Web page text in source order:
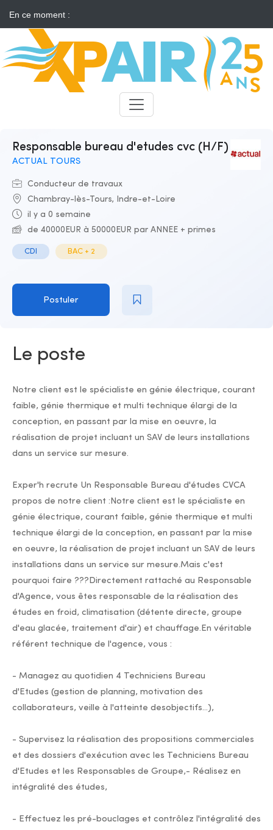
En ce moment :
Solaire : des développeurs s'insurgent contre l'annonce d'appels
d'offres "neutres"
Recruteurs
Responsable bureau d'etudes cvc (H/F)
ACTUAL TOURS
Conducteur de travaux
Chambray-lès-Tours, Indre-et-Loire
il y a 0 semaine
de 40000EUR à 50000EUR par ANNEE + primes
CDI BAC + 2
Postuler
Le poste
Notre client est le spécialiste en génie électrique, courant
faible, génie thermique et multi technique élargi de la
conception, en passant par la mise en oeuvre, la
réalisation de projet incluant un SAV de leurs installations
dans un service sur mesure.
Exper'h recrute Un Responsable Bureau d'études CVCA
propos de notre client :Notre client est le spécialiste en
génie électrique, courant faible, génie thermique et multi
technique élargi de la conception, en passant par la mise
en oeuvre, la réalisation de projet incluant un SAV de leurs
installations dans un service sur mesure.Mais c'est
pourquoi faire ???Directement rattaché au Responsable
d'Agence, vous êtes responsable de la réalisation des
études en froid, climatisation (détente directe, groupe
d'eau glacée, traitement d'air) et chauffage.En véritable
référent technique de l'agence, vous :
- Managez au quotidien 4 Techniciens Bureau
d'Etudes (gestion de planning, motivation des
collaborateurs, veille à l'atteinte desobjectifs...),
- Supervisez la réalisation des propositions commerciales
et des dossiers d'exécution avec les Techniciens Bureau
d'Etudes et les Responsables de Groupe,- Réalisez en
intégralité des études,
- Effectuez les pré-bouclages et contrôlez l'intégralité des